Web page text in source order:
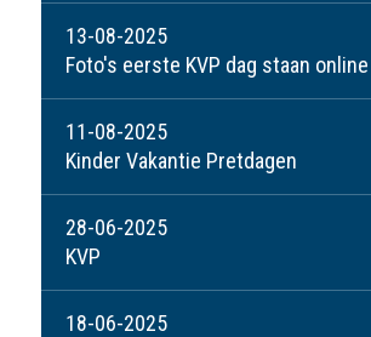
13-08-2025
Foto's eerste KVP dag staan online
11-08-2025
Kinder Vakantie Pretdagen
28-06-2025
KVP
18-06-2025